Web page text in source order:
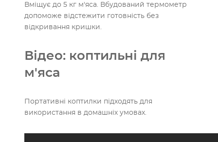
Вміщує до 5 кг м'яса. Вбудований термометр
допоможе відстежити готовність без
відкривання кришки.
Відео: коптильні для
м'яса
Портативні коптилки підходять для
використання в домашніх умовах.